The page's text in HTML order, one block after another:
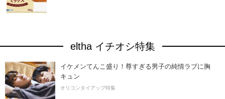
eltha イチオシ特集
イケメンてんこ盛り！尊すぎる男子の純情ラブに胸
キュン
オリコンタイアップ特集